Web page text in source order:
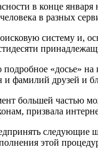
в конце
в разных
систему и,
«досье»
фамилий друзей и
большей частью
призвала
этой